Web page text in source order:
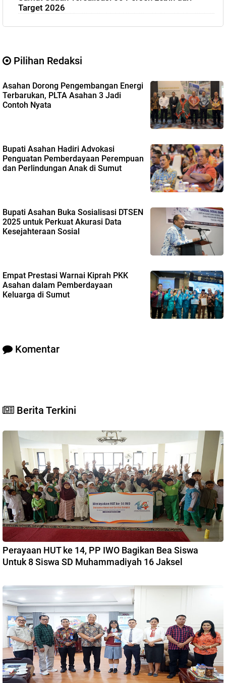
Target 2026
Pilihan Redaksi
Asahan Dorong Pengembangan Energi
Terbarukan, PLTA Asahan 3 Jadi
Contoh Nyata
Bupati Asahan Hadiri Advokasi
Penguatan Pemberdayaan Perempuan
dan Perlindungan Anak di Sumut
Bupati Asahan Buka Sosialisasi DTSEN
2025 untuk Perkuat Akurasi Data
Kesejahteraan Sosial
Empat Prestasi Warnai Kiprah PKK
Asahan dalam Pemberdayaan
Keluarga di Sumut
Komentar
Berita Terkini
Perayaan HUT ke 14, PP IWO Bagikan Bea Siswa
Untuk 8 Siswa SD Muhammadiyah 16 Jaksel